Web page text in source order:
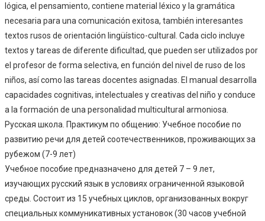
lógica, el pensamiento, contiene material léxico y la gramática
necesaria para una comunicación exitosa, también interesantes
textos rusos de orientación lingüístico-cultural. Cada ciclo incluye
textos y tareas de diferente dificultad, que pueden ser utilizados por
el profesor de forma selectiva, en función del nivel de ruso de los
niños, así como las tareas docentes asignadas. El manual desarrolla
capacidades cognitivas, intelectuales y creativas del niño y conduce
a la formación de una personalidad multicultural armoniosa.
Русская школа. Практикум по общению: Учебное пособие по
развитию речи для детей соотечественников, проживающих за
рубежом (7-9 лет)
Учебное пособие предназначено для детей 7 – 9 лет,
изучающих русский язык в условиях ограниченной языковой
среды. Состоит из 15 учебных циклов, организованных вокруг
специальных коммуникативных установок (30 часов учебной